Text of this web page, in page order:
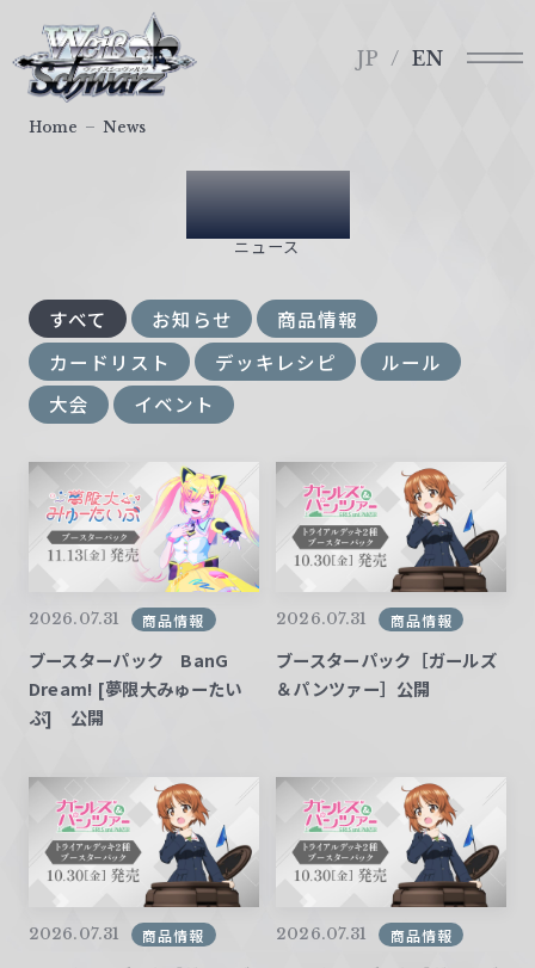
ァ
イ
｜
JP EN
News
ニュース
Home News
すべて お知らせ
商品情報
カードリスト
デッキレシピ
ルール
大会
イベント
2026.07.31 商品情報
ブースターパック BanG
Dream! [夢限大みゅーたい
ぷ] 公開
2026.07.31 商品情報
ブースターパック［ガールズ
＆パンツァー］公開
2026.07.31 商品情報 2026.07.31 商品情報